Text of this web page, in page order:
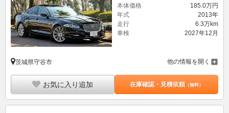
本体価格
185. 0万円
年式
2013年
走行
6.3万km
車検
2027年12月
茨城県守谷市 他の情報を開く
お気に入り追加 在庫確認・見積依頼（無料）